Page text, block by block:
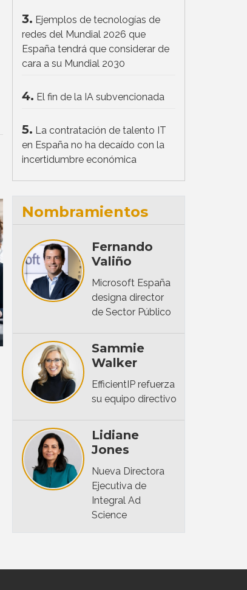
3. Ejemplos de tecnologías de
redes del Mundial 2026 que
España tendrá que considerar de
cara a su Mundial 2030
4. El fin de la IA subvencionada
5. La contratación de talento IT
en España no ha decaído con la
incertidumbre económica
Nombramientos
Fernando
Valiño
Microsoft España
designa director
de Sector Público
Sammie
Walker
EfficientIP refuerza
su equipo directivo
Lidiane
Jones
Nueva Directora
Ejecutiva de
Integral Ad
Science